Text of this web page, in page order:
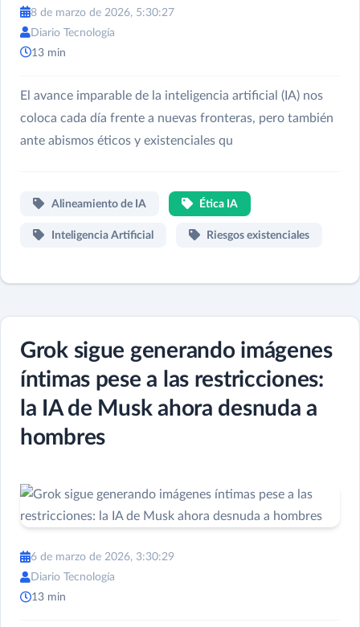
8 de marzo de 2026, 5:30:27
Diario Tecnología
13 min
El avance imparable de la inteligencia artificial (IA) nos
coloca cada día frente a nuevas fronteras, pero también
ante abismos éticos y existenciales qu
Alineamiento de IA Ética IA
Inteligencia Artificial Riesgos existenciales
Grok sigue generando imágenes
íntimas pese a las restricciones:
la IA de Musk ahora desnuda a
hombres
6 de marzo de 2026, 3:30:29
Diario Tecnología
13 min